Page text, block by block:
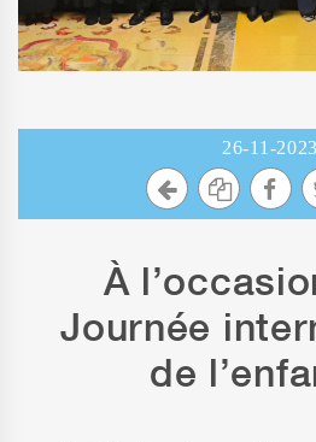
26-11-2023
À
Journée
de